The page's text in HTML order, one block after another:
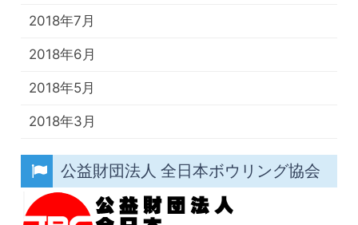
2018年7月
2018年6月
2018年5月
2018年3月
公益財団法人 全日本ボウリング協会